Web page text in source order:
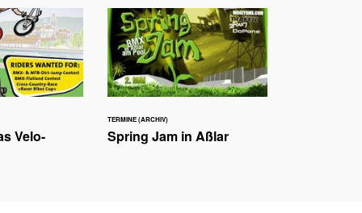
Velo-
TERMINE (ARCHIV)
Spring Jam in Aßlar